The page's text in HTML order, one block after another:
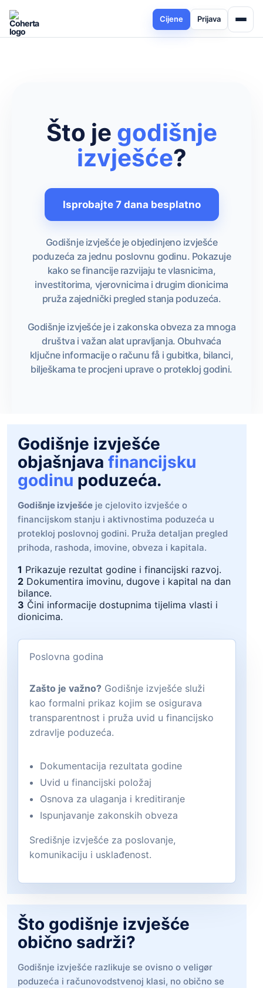
Cijene Prijava
Što je godišnje
izvješće?
Isprobajte 7 dana besplatno
Godišnje izvješće je objedinjeno izvješće
poduzeća za jednu poslovnu godinu. Pokazuje
kako se financije razvijaju te vlasnicima,
investitorima, vjerovnicima i drugim dionicima
pruža zajednički pregled stanja poduzeća.
Godišnje izvješće je i zakonska obveza za mnoga
društva i važan alat upravljanja. Obuhvaća
ključne informacije o računu få i gubitka, bilanci,
bilješkama te procjeni uprave o protekloj godini.
Godišnje izvješće
objašnjava financijsku
godinu poduzeća.
Godišnje izvješće je cjelovito izvješće o
financijskom stanju i aktivnostima poduzeća u
protekloj poslovnoj godini. Pruža detaljan pregled
prihoda, rashoda, imovine, obveza i kapitala.
1 Prikazuje rezultat godine i financijski razvoj.
2 Dokumentira imovinu, dugove i kapital na dan
bilance.
3 Čini informacije dostupnima tijelima vlasti i
dionicima.
Poslovna godina
Zašto je važno? Godišnje izvješće služi
kao formalni prikaz kojim se osigurava
transparentnost i pruža uvid u financijsko
zdravlje poduzeća.
Dokumentacija rezultata godine
Uvid u financijski položaj
Osnova za ulaganja i kreditiranje
Ispunjavanje zakonskih obveza
Središnje izvješće za poslovanje,
komunikaciju i usklađenost.
Što godišnje izvješće
obično sadrži?
Godišnje izvješće razlikuje se ovisno o veligør
poduzeća i računovodstvenoj klasi, no obično se